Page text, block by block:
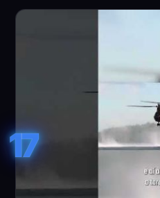
17